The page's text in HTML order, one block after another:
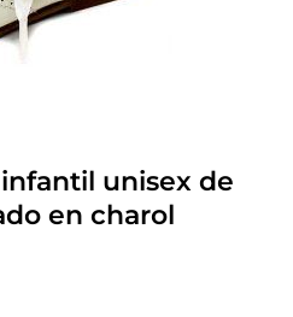
unisex de
en charol